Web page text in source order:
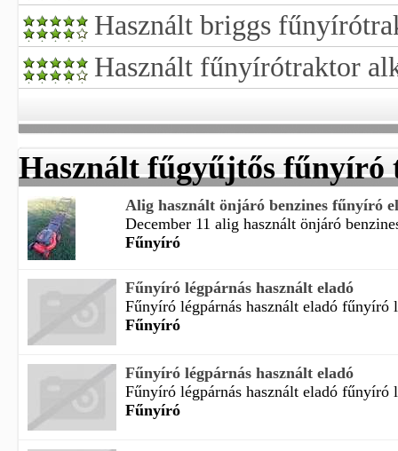
Használt briggs
Használt fűnyírótraktor
Használt fűgyűjtős
Alig használt önjáró benzines fűnyíró
December 11 alig használt önjáró
Fűnyíró
Fűnyíró légpárnás használt eladó
Fűnyíró légpárnás használt eladó fűnyíró
Fűnyíró
Fűnyíró légpárnás használt eladó
Fűnyíró légpárnás használt eladó fűnyíró
Fűnyíró